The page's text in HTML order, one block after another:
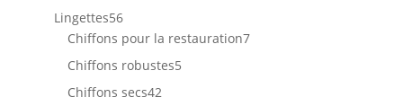
Lingettes5656
produits
Chiffons pour la restauration77
Chiffons robustes55
Chiffons secs4242